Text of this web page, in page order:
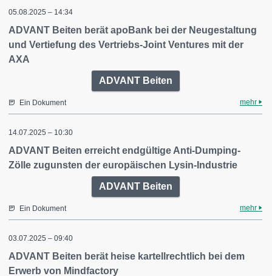
05.08.2025 – 14:34
ADVANT Beiten berät apoBank bei der Neugestaltung
und Vertiefung des Vertriebs-Joint Ventures mit der
AXA
ADVANT Beiten
Ein Dokument mehr
14.07.2025 – 10:30
ADVANT Beiten erreicht endgültige Anti-Dumping-
Zölle zugunsten der europäischen Lysin-Industrie
ADVANT Beiten
Ein Dokument mehr
03.07.2025 – 09:40
ADVANT Beiten berät heise kartellrechtlich bei dem
Erwerb von Mindfactory